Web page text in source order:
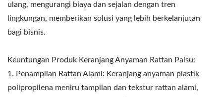
ulang, mengurangi biaya dan sejalan dengan tren
lingkungan, memberikan solusi yang lebih berkelanjutan
bagi bisnis.
Keuntungan Produk Keranjang Anyaman Rattan Palsu:
1. Penampilan Rattan Alami: Keranjang anyaman plastik
polipropilena meniru tampilan dan tekstur rattan alami,